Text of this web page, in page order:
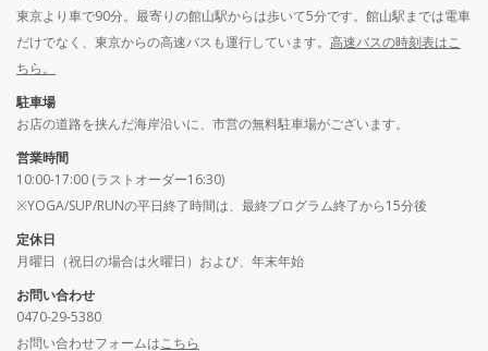
東京より車で90分。最寄りの館山駅からは歩いて5分です。館山駅までは電車
だけでなく、東京からの高速バスも運行しています。 高速バスの時刻表はこ
ちら。
駐車場
お店の道路を挟んだ海岸沿いに、市営の無料駐車場がございます。
営業時間
10:00-17:00 (ラストオーダー16:30)
※YOGA/SUP/RUNの平日終了時間は、最終プログラム終了から15分後
定休日
月曜日（祝日の場合は火曜日）および、年末年始
お問い合わせ
0470-29-5380
お問い合わせフォームはこちら